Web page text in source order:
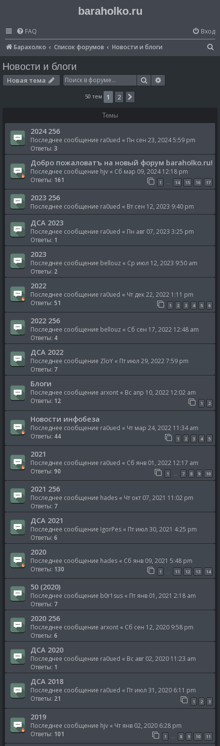
baraholko.ru
FAQ
Вход
Барахолко
Список форумов Новости и блоги
Новости и блоги
Новая тема Поиск
50 тем 1 2
Темы
2024 256
Последнее сообщение ra0ued « Пн сен 23, 2024 5:59 pm
Ответы: 3
Добро пожаловатъ на новый форум baraholko.ru!
Последнее сообщение hjv « Сб мар 09, 2024 12:18 pm
Ответы: 161 1 … 14 15 16 17
2023 256
Последнее сообщение ra0ued « Вт сен 12, 2023 9:40 pm
ДСА 2023
Последнее сообщение ra0ued « Пн авг 07, 2023 3:25 pm
Ответы: 1
2023
Последнее сообщение bellouz « Ср июл 12, 2023 9:50 am
Ответы: 2
2022
Последнее сообщение ra0ued « Чт дек 22, 2022 1:11 pm
Ответы: 51 1 2 3 4 5 6
2022 256
Последнее сообщение bellouz « Сб сен 17, 2022 12:48 am
Ответы: 4
ДСА 2022
Последнее сообщение ZloY « Пт июл 29, 2022 7:59 pm
Ответы: 7
Блоги
Последнее сообщение arxont « Вс апр 10, 2022 12:02 am
Ответы: 12 1 2
Новости инфобеза
Последнее сообщение ra0ued « Чт мар 24, 2022 11:34 am
Ответы: 44 1 2 3 4 5
2021
Последнее сообщение ra0ued « Сб янв 01, 2022 12:17 am
Ответы: 90 1 … 7 8 9 10
2021 256
Последнее сообщение hades « Чт окт 07, 2021 11:02 pm
Ответы: 7
ДСА 2021
Последнее сообщение IgorPes « Пт июл 30, 2021 4:25 pm
Ответы: 6
2020
Последнее сообщение hades « Сб янв 09, 2021 5:48 pm
Ответы: 130 1 … 11 12 13 14
50 (2020)
Последнее сообщение b0r1sus « Пт янв 01, 2021 2:18 am
Ответы: 7
2020 256
Последнее сообщение arxont « Сб сен 12, 2020 9:58 pm
Ответы: 6
ДСА 2020
Последнее сообщение ra0ued « Вс авг 02, 2020 11:23 am
Ответы: 1
ДСА 2018
Последнее сообщение ra0ued « Пт июл 31, 2020 6:11 pm
Ответы: 21 1 2 3
2019
Последнее сообщение hjv « Чт янв 02, 2020 6:28 pm
Ответы: 101 1 … 8 9 10 11